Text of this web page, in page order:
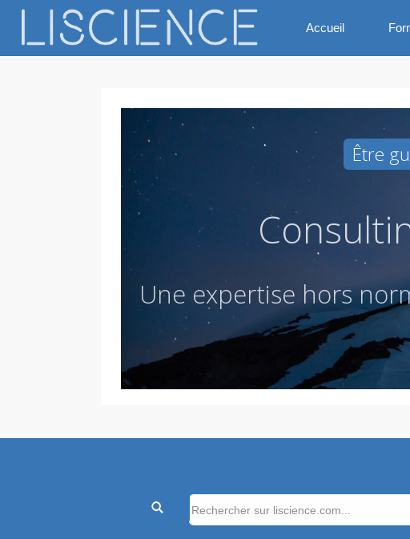
Accueil
Une expertise horsnor
Être